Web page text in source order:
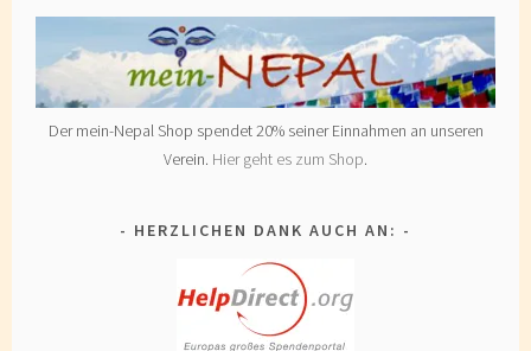
Der mein-Nepal Shop spendet 20% seiner Einnahmen an unseren
Verein. Hier geht es zum Shop.
HERZLICHEN DANK AUCH AN: